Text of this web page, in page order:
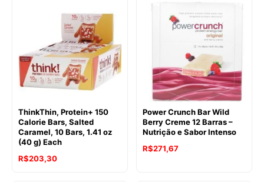
ThinkThin, Protein+ 150
Calorie Bars, Salted
Caramel, 10 Bars, 1.41 oz
(40 g) Each
R$203,30
Power Crunch Bar Wild
Berry Creme 12 Barras –
Nutrição e Sabor Intenso
R$271,67